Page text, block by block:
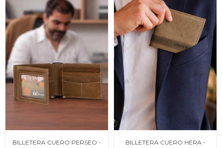
BILLETERA CUERO PERSEO -
BILLETERA CUERO HERA -